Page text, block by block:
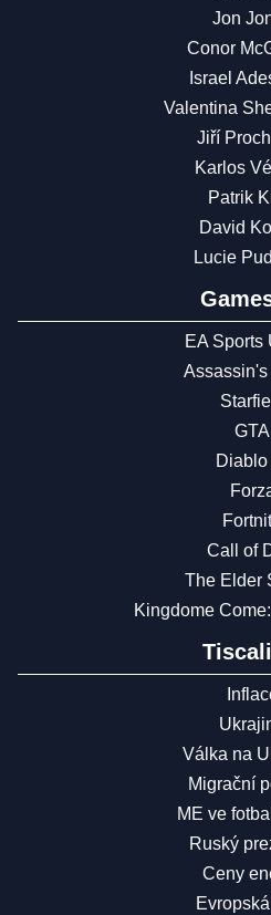
Jon
Conor
Israel
Valentina
Jiří
Karlos
Patrik
David
Lucie
EA Sports
Assassin's
GTA
Diablo
Call of
The Elder
Kingdome
Válka na
Migrační
ME ve
Ruský
Ceny